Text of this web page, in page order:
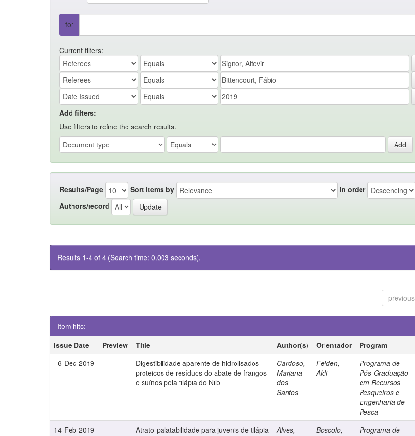
for
Current filters:
Add filters:
Use filters to refine the search results.
Results/Page Sort items by
In order
Authors/record
Results 1-4 of 4 (Search time: 0.003 seconds).
previous
Item hits:
Issue Date
Preview Title Author(s) Orientador Program
6-Dec-2019
Digestibilidade aparente de hidrolisados
proteicos de resíduos do abate de frangos
e suínos pela tilápia do Nilo
Cardoso,
Marjana
dos
Santos
Feiden,
Aldi
Programa de
Pós-Graduação
em Recursos
Pesqueiros e
Engenharia de
Pesca
14-Feb-2019
Atrato-palatabilidade para juvenis de tilápia
Alves,
Boscolo,
Programa de